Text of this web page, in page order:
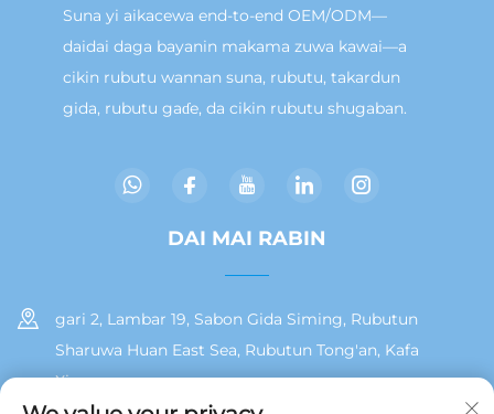
Suna yi aikacewa end-to-end OEM/ODM—
daidai daga bayanin makama zuwa kawai—a
cikin rubutu wannan suna, rubutu, takardun
gida, rubutu gaɗe, da cikin rubutu shugaban.
DAI MAI RABIN
gari 2, Lambar 19, Sabon Gida Siming, Rubutun
Sharuwa Huan East Sea, Rubutun Tong'an, Kafa
Xiamen